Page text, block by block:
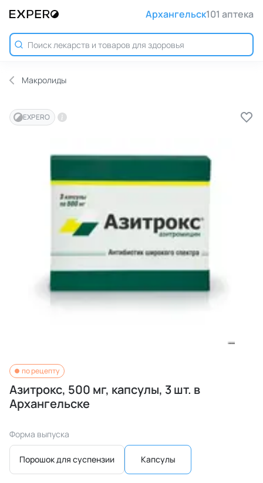
Архангельск101 аптека
Макролиды
EXPERO
по рецепту
Азитрокс, 500 мг, капсулы, 3 шт. в
Архангельске
Форма выпуска
Порошок для суспензии Капсулы